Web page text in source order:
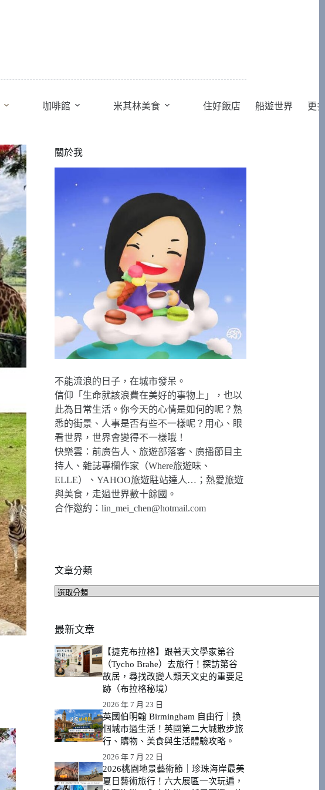
咖啡館 米其林美食 住好飯店 船遊世界 更
關於我
不能流浪的日子，在城市發呆。
信仰「生命就該浪費在美好的事物上」，也以
此為日常生活。你今天的心情是如何的呢？熟
悉的街景、人事是否有些不一樣呢？用心、眼
看世界，世界會變得不一樣哦！
快樂雲：前廣告人、旅遊部落客、廣播節目主
持人、雜誌專欄作家（Where旅遊味、
ELLE）、YAHOO旅遊駐站達人…；熱愛旅遊
與美食，走過世界數十餘國。
合作邀約：lin_mei_chen@hotmail.com
文章分類
文
類
最新文章
【捷克布拉格】跟著天文學家第谷
（Tycho Brahe）去旅行！探訪第谷
故居，尋找改變人類天文史的重要足
跡（布拉格秘境）
2026 年 7 月 23 日
英國伯明翰 Birmingham 自由行｜換
個城市過生活！英國第二大城散步旅
行、購物、美食與生活體驗攻略。
2026 年 7 月 22 日
2026桃園地景藝術節｜珍珠海岸最美
夏日藝術旅行！六大展區一次玩遍，